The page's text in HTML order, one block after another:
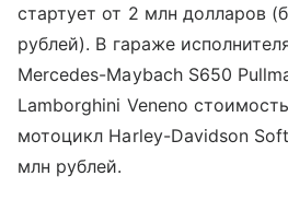
стартует от 2 млн долларов
рублей). В гараже
Mercedes-Maybach S650
Lamborghini Veneno
мотоцикл Harley-Davidson
млн рублей.